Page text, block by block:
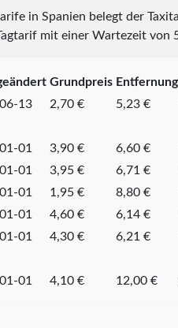
in Spanien belegt der
mit einer Wartezeit von
Grundpreis Entfernung
13 2,70 € 5,23 €
01 3,90 € 6,60 €
01 3,95 € 6,71 €
01 1,95 € 8,80 €
01 4,60 € 6,14 €
01 4,30 € 6,21 €
01 4,10 € 12,00 €